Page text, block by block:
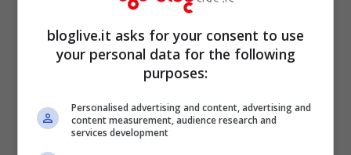
Appresa la notizia, laFederconsumatori
sanzioni inflitte dall’Antitrust alla Apple; al
Associazione dei Consumatori
bloglive.it asks for your consent to use
your personal data for the following
purposes:
Personalised advertising and content, advertising and
content measurement, audience research and
services development